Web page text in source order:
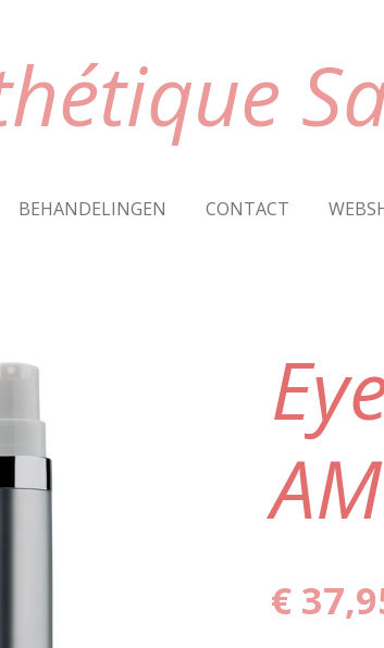
BEHANDELINGEN CONTACT
AM
€